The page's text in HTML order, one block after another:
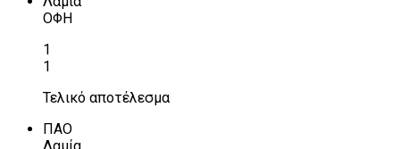
ΟΦΗ
1
1
Τελικό αποτέλεσμα
ΠΑΟ